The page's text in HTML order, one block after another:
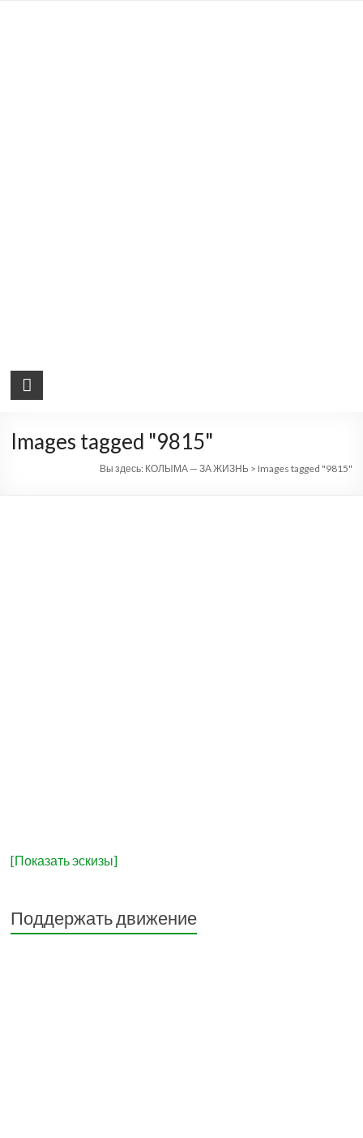
КОЛЫМА — ЗА ЖИЗНЬ
автономная некоммерческая организация
Images tagged "9815"
Вы здесь: КОЛЫМА — ЗА ЖИЗНЬ> Images tagged "9815"
[Показать эскизы]
Поддержать движение